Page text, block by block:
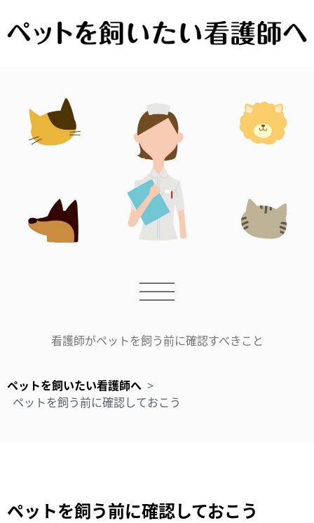
看護師がペットを飼う前に確認すべきこと
ペットを飼いたい看護師へ >
ペットを飼う前に確認しておこう
ペットを飼う前に確認しておこう